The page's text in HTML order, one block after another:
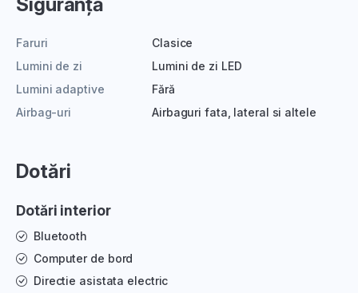
Faruri
Clasice
Lumini de zi
Lumini de zi LED
Lumini adaptive
Fără
Airbag-uri
Airbaguri fata, lateral si altele
Dotări
Dotări interior
Bluetooth
Computer de bord
Directie asistata electric